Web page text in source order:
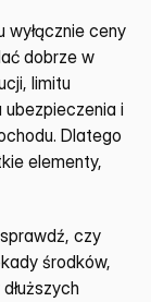
wyłącznie ceny
dobrze w
limitu
i
Dlatego
elementy,
czy
środków,